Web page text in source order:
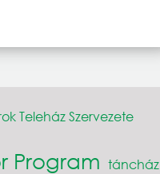
Teleház Szervezete
Program táncház